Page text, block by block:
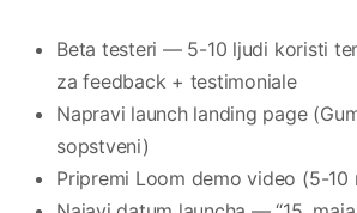
Beta testeri — 5-10 ljudi koristi
za feedback + testimoniale
Napravi launch landing page
sopstveni)
Pripremi Loom demo video (5-10